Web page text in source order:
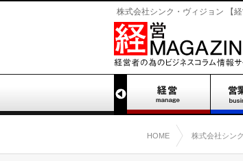
株式会社シンク・ヴィジョン 【経
HOME 株式会社シン